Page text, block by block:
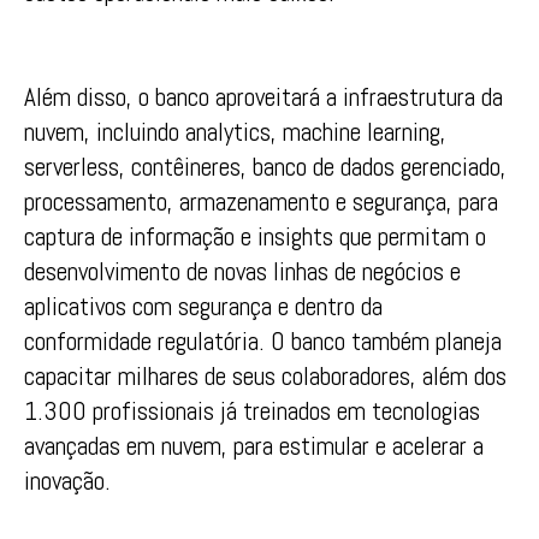
Além disso, o banco aproveitará a infraestrutura da
nuvem, incluindo analytics, machine learning,
serverless, contêineres, banco de dados gerenciado,
processamento, armazenamento e segurança, para
captura de informação e insights que permitam o
desenvolvimento de novas linhas de negócios e
aplicativos com segurança e dentro da
conformidade regulatória. O banco também planeja
capacitar milhares de seus colaboradores, além dos
1.300 profissionais já treinados em tecnologias
avançadas em nuvem, para estimular e acelerar a
inovação.